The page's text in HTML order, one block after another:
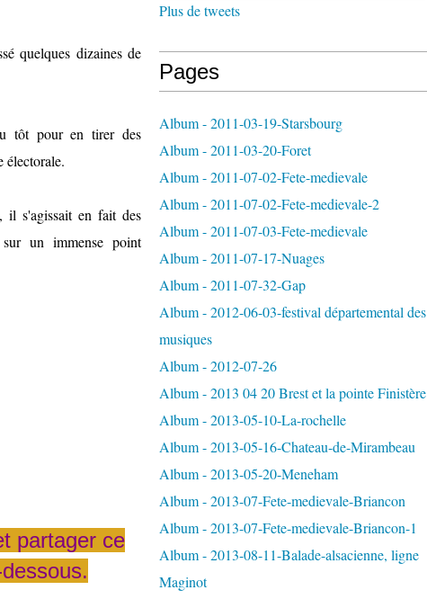
quelques dizaines de
tôt pour en tirer des
électorale.
il s'agissait en fait des
un immense point
partager ce
Plus de tweets
Pages
Album - 2011-03-19-Starsbourg
Album - 2011-03-20-Foret
Album - 2011-07-02-Fete-medievale
Album - 2011-07-02-Fete-medievale-2
Album - 2011-07-03-Fete-medievale
Album - 2011-07-17-Nuages
Album - 2011-07-32-Gap
Album - 2012-06-03-festival départemental des
musiques
Album - 2012-07-26
Album - 2013 04 20 Brest et la pointe Finistère
Album - 2013-05-10-La-rochelle
Album - 2013-05-16-Chateau-de-Mirambeau
Album - 2013-05-20-Meneham
Album - 2013-07-Fete-medievale-Briancon
Album - 2013-07-Fete-medievale-Briancon-1
Album - 2013-08-11-Balade-alsacienne, ligne
Maginot